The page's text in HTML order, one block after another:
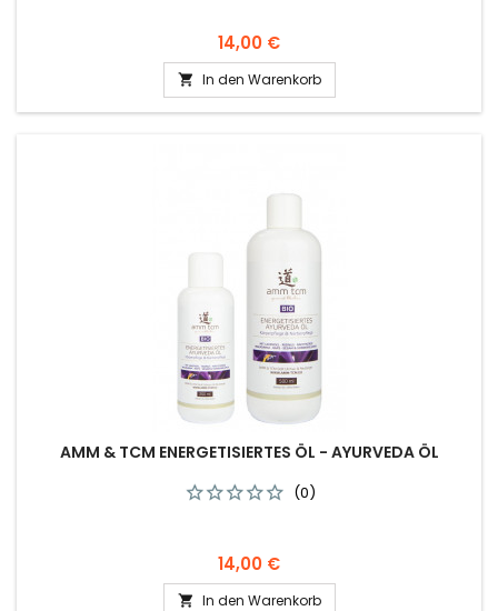
Preis
14,00 €
 In den Warenkorb
AMM & TCM ENERGETISIERTES ÖL - AYURVEDA ÖL
(0)
Preis
14,00 €
 In den Warenkorb